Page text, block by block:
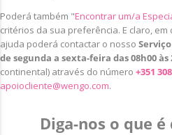
Poderá também "Encontrar um/a
critérios da sua preferência. E claro,
ajuda poderá contactar o nosso
de segunda a sexta-feira das 08h00 às
continental) através do número +351
apoiocliente@wengo.com.
Diga-nos o que